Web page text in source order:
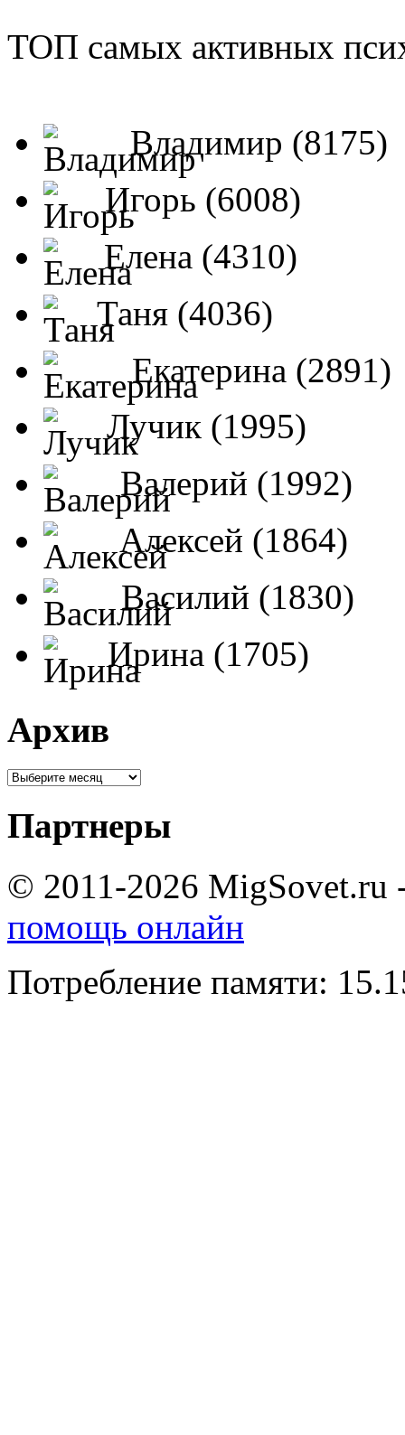
ТОП самых активных
Владимир (8175)
Игорь (6008)
Елена (4310)
Таня (4036)
Екатерина (2891)
Лучик (1995)
Валерий (1992)
Алексей (1864)
Василий (1830)
Ирина (1705)
Архив
Партнеры
© 2011-2026 MigSovet.ru
помощь онлайн
Потребление памяти: